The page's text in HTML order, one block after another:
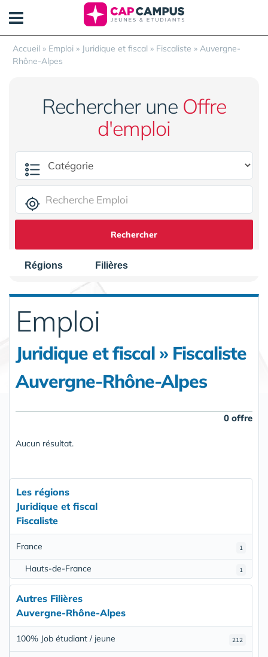
Accueil » Emploi » Juridique et fiscal » Fiscaliste » Auvergne-
Rhône-Alpes
Rechercher une Offre
d'emploi
Rechercher
Régions Filières
Emploi
Juridique et fiscal » Fiscaliste
Auvergne-Rhône-Alpes
0 offre
Aucun résultat.
Les régions
Juridique et fiscal
Fiscaliste
1
France
1
Hauts-de-France
Autres Filières
Auvergne-Rhône-Alpes
212
100% Job étudiant / jeune
Panneau de gestion des cookies